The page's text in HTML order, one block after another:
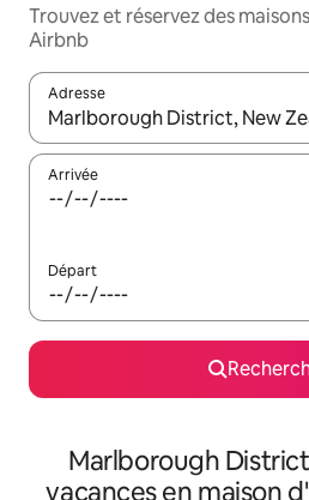
Trouvez et réservez des
Airbnb
Adresse
Lorsque les résultats s'affichent,
Arrivée
Départ
Marlborough
vacances en maison